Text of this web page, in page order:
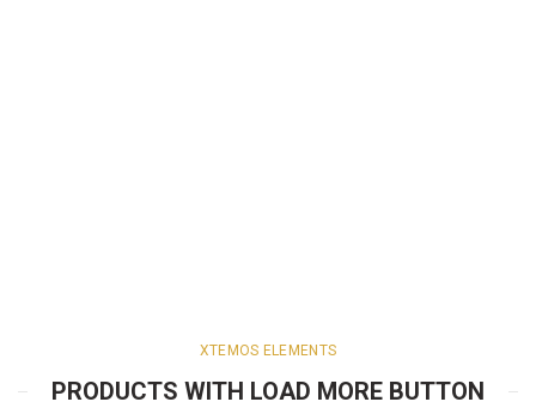
XTEMOS ELEMENTS
PRODUCTS WITH LOAD MORE BUTTON